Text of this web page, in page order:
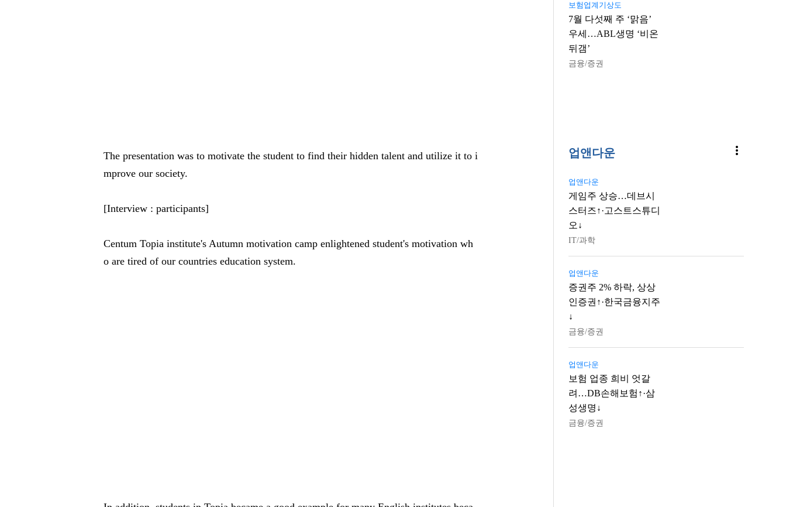
The presentation was to motivate the student to find their hidden talent and utilize it to i
mprove our society.
[Interview : participants]
Centum Topia institute's Autumn motivation camp enlightened student's motivation wh
o are tired of our countries education system.
보험업계기상도
7월 다섯째 주 ‘맑음’
우세…ABL생명 ‘비온
뒤갬’
금융/증권
업앤다운 more_vert
업앤다운
게임주 상승…데브시
스터즈↑·고스트스튜디
오↓
IT/과학
업앤다운
증권주 2% 하락, 상상
인증권↑·한국금융지주
↓
금융/증권
업앤다운
보험 업종 희비 엇갈
려…DB손해보험↑·삼
성생명↓
금융/증권